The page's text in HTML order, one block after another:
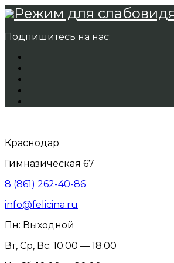
Режим для
Подпишитесь на нас:
Краснодар
Гимназическая 67
8 (861) 262-40-86
info@felicina.ru
Пн: Выходной
Вт, Ср, Вс: 10:00 — 18:00